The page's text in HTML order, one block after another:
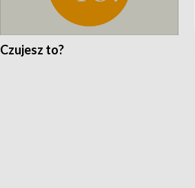
Czujesz to?